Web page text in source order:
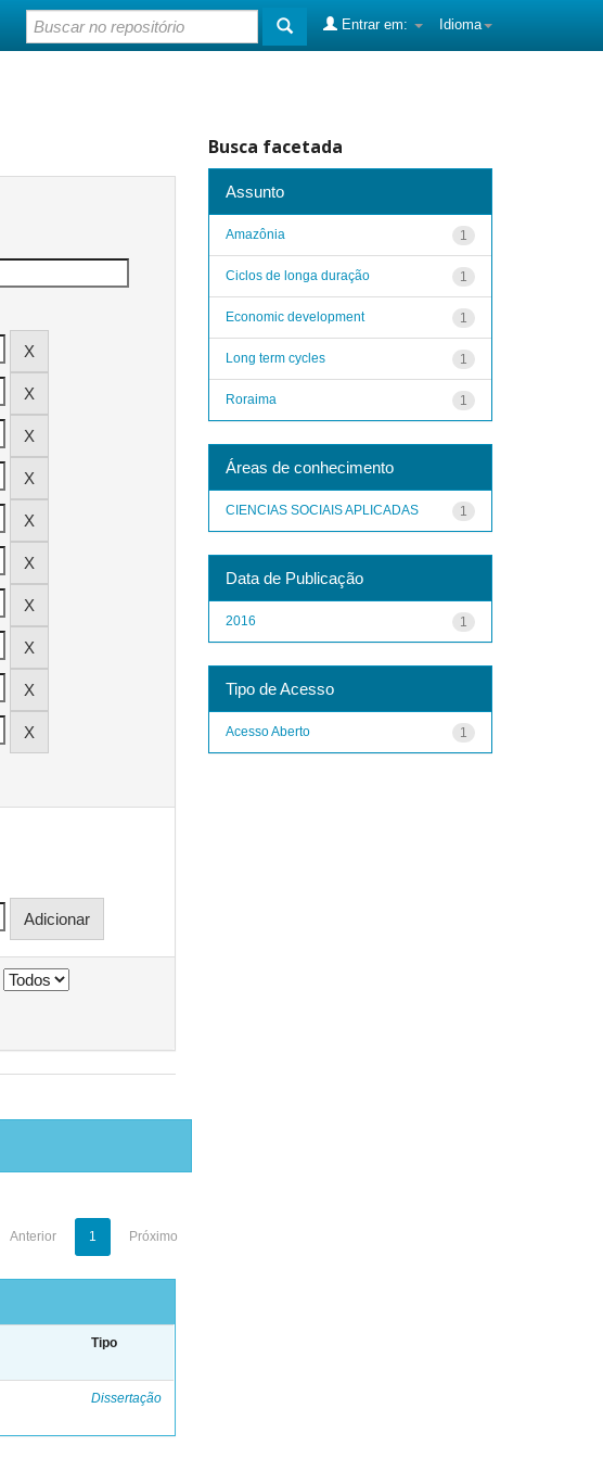
Idioma
Entrar em:
Anterior 1 Próximo
Tipo
Dissertação
Busca facetada
Assunto
1
Amazônia
1
Ciclos de longa duração
1
Economic development
1
Long term cycles
1
Roraima
Áreas de conhecimento
1
CIENCIAS SOCIAIS APLICADAS
Data de Publicação
1
2016
Tipo de Acesso
1
Acesso Aberto